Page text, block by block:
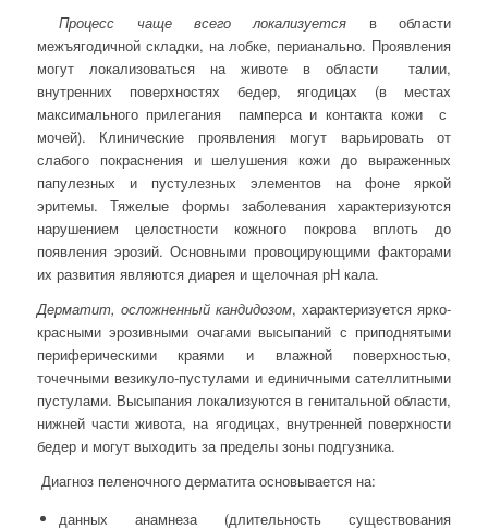
Процесс чаще всего локализуется в области
межъягодичной складки, на лобке, перианально. Проявления
могут локализоваться на животе в области талии,
внутренних поверхностях бедер, ягодицах (в местах
максимального прилегания памперса и контакта кожи с
мочей). Клинические проявления могут варьировать от
слабого покраснения и шелушения кожи до выраженных
папулезных и пустулезных элементов на фоне яркой
эритемы. Тяжелые формы заболевания характеризуются
нарушением целостности кожного покрова вплоть до
появления эрозий. Основными провоцирующими факторами
их развития являются диарея и щелочная рН кала.
Дерматит, осложненный кандидозом, характеризуется ярко-
красными эрозивными очагами высыпаний с приподнятыми
периферическими краями и влажной поверхностью,
точечными везикуло-пустулами и единичными сателлитными
пустулами. Высыпания локализуются в генитальной области,
нижней части живота, на ягодицах, внутренней поверхности
бедер и могут выходить за пределы зоны подгузника.
Диагноз пеленочного дерматита основывается на:
данных анамнеза (длительность существования